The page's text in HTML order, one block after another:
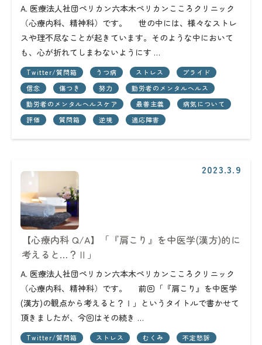
A. 医療法人社団ペリカン六本木ペリカンこころクリニック
（心療内科、精神科）です。 世の中には、様々なストレ
スや理不尽なことが起きています。そのような中において
も、心が折れてしまわないようにす …
Twitter/質問箱 うつ病 ストレス
プライド
信念
傷つき 努力
勤労者のメンタルヘルス
勤労者のメンタルヘルスケア
最善主義
病気について
評価
質問箱 逆境 適応障害
2023.3.9
【心療内科 Q/A】「『肩こり』を中医学(漢方)的に
考えると…？Ⅱ」
A. 医療法人社団ペリカン六本木ペリカンこころクリニック
（心療内科、精神科）です。 前回「『肩こり』を中医学
(漢方)の観点から考えると？Ⅰ」というタイトルで書かせて
頂きましたが、今回はその続き …
Twitter/質問箱 ストレス むくみ
不定愁訴